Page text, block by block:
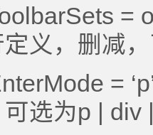
=
义，删减
=
选为p | div